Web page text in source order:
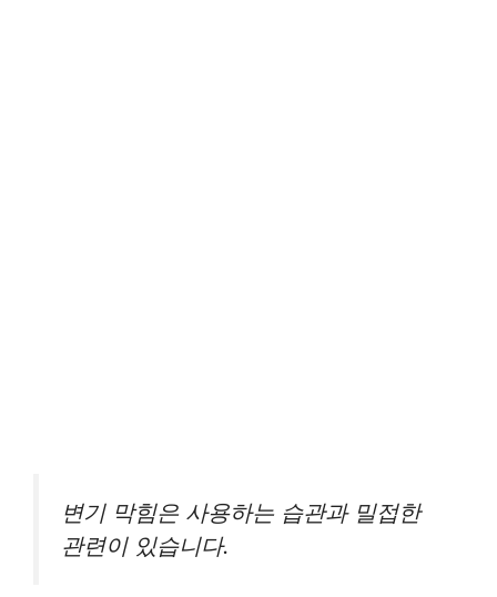
변기 막힘은 사용하는 습관과 밀접한
관련이 있습니다.